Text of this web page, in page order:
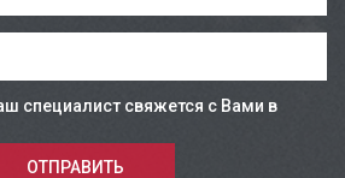
специалист свяжется с Вами в
ОТПРАВИТЬ